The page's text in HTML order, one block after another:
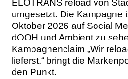
ELOTRANS reload von
umgesetzt. Die Kampagne
Oktober 2026 auf Social
dOOH und Ambient zu
Kampagnenclaim „Wir
lieferst.“ bringt die
den Punkt.